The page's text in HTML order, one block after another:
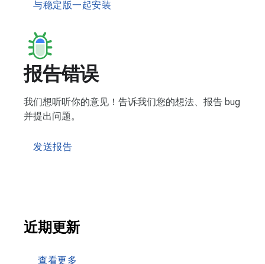
与稳定版一起安装
报告错误
我们想听听你的意见！告诉我们您的想法、报告 bug
并提出问题。
发送报告
近期更新
查看更多